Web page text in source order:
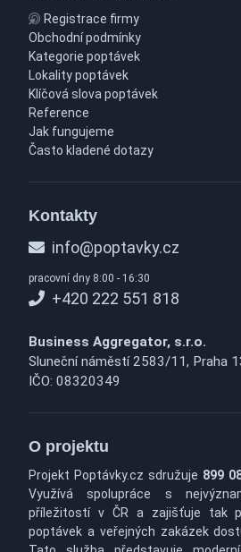
Registrace firmy
Obchodní podmínky
Kategorie poptávek
Lokality poptávek
Klíčová slova poptávek
Reference
Jak fungujeme
Často kladené dotazy
Kontakty
info@poptavky.cz
pracovní dny 8:00 - 16:30
+420 222 551 818
Business Aggregator, s.r.o.
Sluneční náměstí 2583/11, Praha
IČO: 08320349
O projektu
Projekt Poptávky.cz sdružuje 899
Využívá spolupráce s
příležitostí v ČR a zajišťuje tak
poptávek a veřejných zakázek